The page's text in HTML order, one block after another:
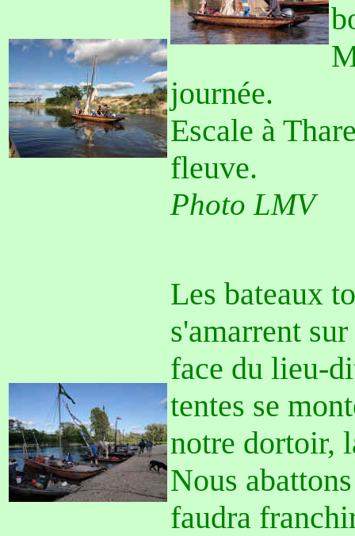
journée.
Escale à
fleuve.
Photo LMV
Les bateaux
s'amarrent
face du lieu-
tentes se
notre dortoir,
Nous
faudra